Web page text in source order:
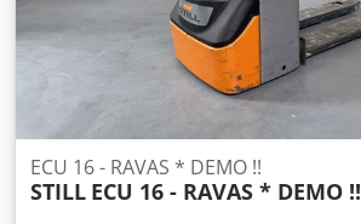
ECU 16 - RAVAS * DEMO !!
STILL ECU 16 - RAVAS * DEMO !!